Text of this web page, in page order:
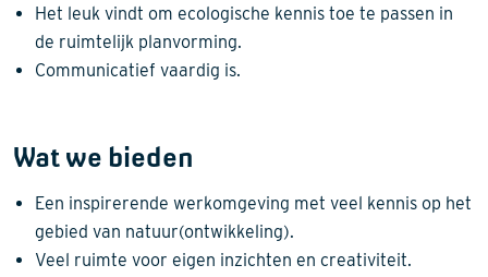
Het leuk vindt om ecologische kennis toe te passen in
de ruimtelijk planvorming.
Communicatief vaardig is.
Wat we bieden
Een inspirerende werkomgeving met veel kennis op het
gebied van natuur(ontwikkeling).
Veel ruimte voor eigen inzichten en creativiteit.